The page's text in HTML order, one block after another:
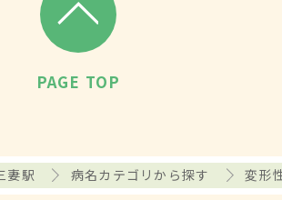
PAGE TOP
妻駅 病名カテゴリから探す 変形